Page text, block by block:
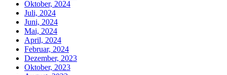
Oktober, 2024
Juli, 2024
Juni, 2024
Mai, 2024
April, 2024
Februar, 2024
Dezember, 2023
Oktober, 2023